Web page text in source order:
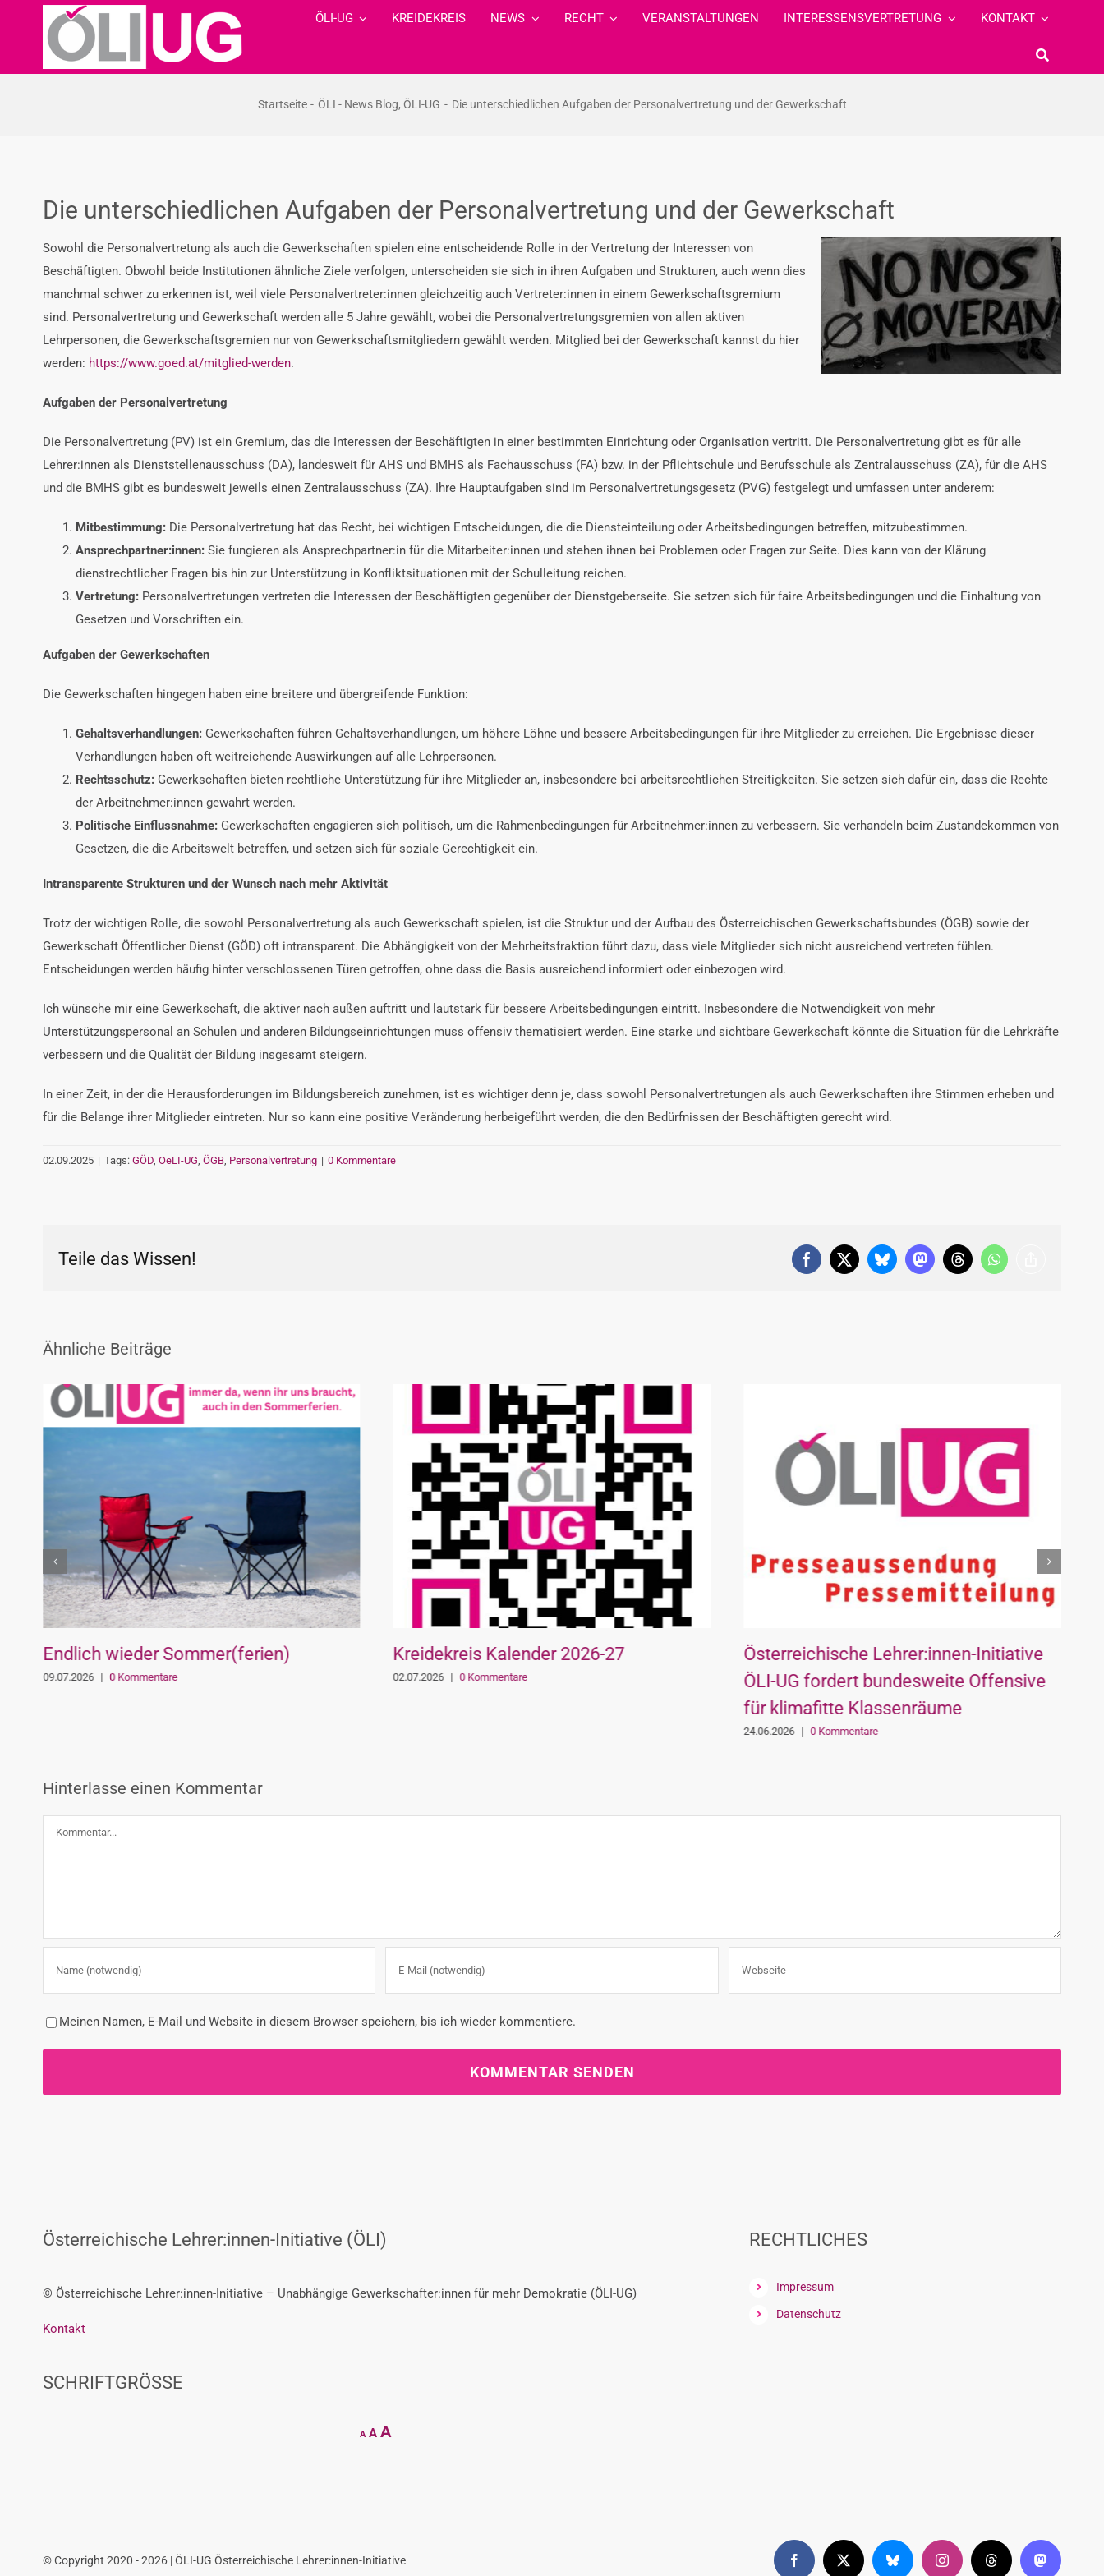
ÖLI-UG KREIDEKREIS NEWS RECHT VERANSTALTUNGEN INTERESSENSVERTRETUNG KONTAKT
Startseite ÖLI - News Blog ÖLI-UG Die unterschiedlichen Aufgaben der Personalvertretung und der Gewerkschaft
Die unterschiedlichen Aufgaben der Personalvertretung und der Gewerkschaft
Sowohl die Personalvertretung als auch die Gewerkschaften spielen eine entscheidende Rolle in der Vertretung der Interessen von
Beschäftigten. Obwohl beide Institutionen ähnliche Ziele verfolgen, unterscheiden sie sich in ihren Aufgaben und Strukturen, auch wenn dies
manchmal schwer zu erkennen ist, weil viele Personalvertreter:innen gleichzeitig auch Vertreter:innen in einem Gewerkschaftsgremium
sind. Personalvertretung und Gewerkschaft werden alle 5 Jahre gewählt, wobei die Personalvertretungsgremien von allen aktiven
Lehrpersonen, die Gewerkschaftsgremien nur von Gewerkschaftsmitgliedern gewählt werden. Mitglied bei der Gewerkschaft kannst du hier
werden: https://www.goed.at/mitglied-werden.
Aufgaben der Personalvertretung
Die Personalvertretung (PV) ist ein Gremium, das die Interessen der Beschäftigten in einer bestimmten Einrichtung oder Organisation vertritt. Die Personalvertretung gibt es für alle
Lehrer:innen als Dienststellenausschuss (DA), landesweit für AHS und BMHS als Fachausschuss (FA) bzw. in der Pflichtschule und Berufsschule als Zentralausschuss (ZA), für die AHS
und die BMHS gibt es bundesweit jeweils einen Zentralausschuss (ZA). Ihre Hauptaufgaben sind im Personalvertretungsgesetz (PVG) festgelegt und umfassen unter anderem:
Mitbestimmung: Die Personalvertretung hat das Recht, bei wichtigen Entscheidungen, die die Diensteinteilung oder Arbeitsbedingungen betreffen, mitzubestimmen.
Ansprechpartner:innen: Sie fungieren als Ansprechpartner:in für die Mitarbeiter:innen und stehen ihnen bei Problemen oder Fragen zur Seite. Dies kann von der Klärung
dienstrechtlicher Fragen bis hin zur Unterstützung in Konfliktsituationen mit der Schulleitung reichen.
Vertretung: Personalvertretungen vertreten die Interessen der Beschäftigten gegenüber der Dienstgeberseite. Sie setzen sich für faire Arbeitsbedingungen und die Einhaltung von
Gesetzen und Vorschriften ein.
Aufgaben der Gewerkschaften
Die Gewerkschaften hingegen haben eine breitere und übergreifende Funktion:
Gehaltsverhandlungen: Gewerkschaften führen Gehaltsverhandlungen, um höhere Löhne und bessere Arbeitsbedingungen für ihre Mitglieder zu erreichen. Die Ergebnisse dieser
Verhandlungen haben oft weitreichende Auswirkungen auf alle Lehrpersonen.
Rechtsschutz: Gewerkschaften bieten rechtliche Unterstützung für ihre Mitglieder an, insbesondere bei arbeitsrechtlichen Streitigkeiten. Sie setzen sich dafür ein, dass die Rechte
der Arbeitnehmer:innen gewahrt werden.
Politische Einflussnahme: Gewerkschaften engagieren sich politisch, um die Rahmenbedingungen für Arbeitnehmer:innen zu verbessern. Sie verhandeln beim Zustandekommen von
Gesetzen, die die Arbeitswelt betreffen, und setzen sich für soziale Gerechtigkeit ein.
Intransparente Strukturen und der Wunsch nach mehr Aktivität
Trotz der wichtigen Rolle, die sowohl Personalvertretung als auch Gewerkschaft spielen, ist die Struktur und der Aufbau des Österreichischen Gewerkschaftsbundes (ÖGB) sowie der
Gewerkschaft Öffentlicher Dienst (GÖD) oft intransparent. Die Abhängigkeit von der Mehrheitsfraktion führt dazu, dass viele Mitglieder sich nicht ausreichend vertreten fühlen.
Entscheidungen werden häufig hinter verschlossenen Türen getroffen, ohne dass die Basis ausreichend informiert oder einbezogen wird.
Ich wünsche mir eine Gewerkschaft, die aktiver nach außen auftritt und lautstark für bessere Arbeitsbedingungen eintritt. Insbesondere die Notwendigkeit von mehr
Unterstützungspersonal an Schulen und anderen Bildungseinrichtungen muss offensiv thematisiert werden. Eine starke und sichtbare Gewerkschaft könnte die Situation für die Lehrkräfte
verbessern und die Qualität der Bildung insgesamt steigern.
In einer Zeit, in der die Herausforderungen im Bildungsbereich zunehmen, ist es wichtiger denn je, dass sowohl Personalvertretungen als auch Gewerkschaften ihre Stimmen erheben und
für die Belange ihrer Mitglieder eintreten. Nur so kann eine positive Veränderung herbeigeführt werden, die den Bedürfnissen der Beschäftigten gerecht wird.
02.09.2025 | Tags: GÖD, OeLI-UG, ÖGB, Personalvertretung | 0 Kommentare
Teile das Wissen! Facebook
X BlueskyMastodonThreadsWhatsApp
Ähnliche Beiträge
Endlich wieder Sommer(ferien)
09.07.2026 | 0 Kommentare
Kreidekreis Kalender 2026-27
02.07.2026 | 0 Kommentare
Österreichische Lehrer:innen-Initiative
ÖLI-UG fordert bundesweite Offensive
für klimafitte Klassenräume
24.06.2026 | 0 Kommentare
Hinterlasse einen Kommentar
Kommentar
Meinen Namen, E-Mail und Website in diesem Browser speichern, bis ich wieder kommentiere.
Österreichische Lehrer:innen-Initiative (ÖLI)
© Österreichische Lehrer:innen-Initiative – Unabhängige Gewerkschafter:innen für mehr Demokratie (ÖLI-UG)
Kontakt
SCHRIFTGRÖSSE
A
font
A Reset
AIncrease
RECHTLICHES
Impressum
Datenschutz
© Copyright 2020 - 2026 | ÖLI-UG Österreichische Lehrer:innen-Initiative